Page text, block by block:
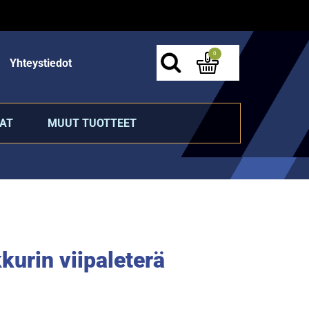
Yhteystiedot
0
MUUT TUOTTEET
viipaleterä